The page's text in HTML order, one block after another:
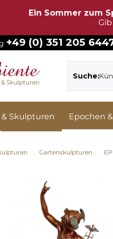
Ein Sommer zum
+49 (0) 351 205
Skulpturen
Suche:
Skulpturen Epochen
Gartenskulpturen